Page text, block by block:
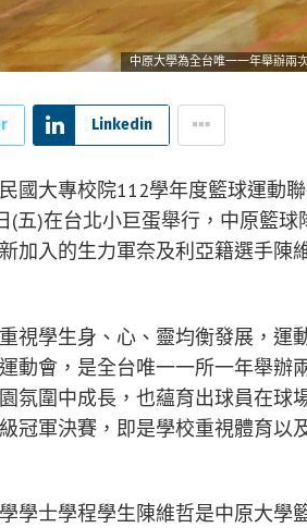
中原大學為全台唯一一年舉辦兩
Linkedin
國大專校院112學年度籃球運動
(五)在台北小巨蛋舉行，中原籃
加入的生力軍奈及利亞籍選手陳
視學生身、心、靈均衡發展，運
動會，是全台唯一一所一年舉辦
氛圍中成長，也蘊育出球員在球
冠軍決賽，即是學校重視體育以
學士學程學生陳維哲是中原大學